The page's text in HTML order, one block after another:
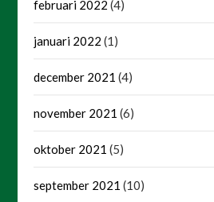
februari 2022 (4)
januari 2022 (1)
december 2021 (4)
november 2021 (6)
oktober 2021 (5)
september 2021 (10)